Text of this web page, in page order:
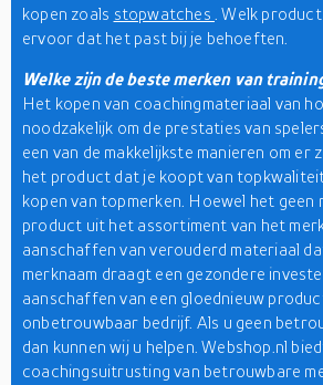
kopen zoals stopwatches . Welk
ervoor dat het past bij je behoeften.
Welke zijn de beste merken van
Het kopen van coachingmateriaal van
noodzakelijk om de prestaties van
een van de makkelijkste manieren om er
het product dat je koopt van
kopen van topmerken. Hoewel het geen
product uit het assortiment van het
aanschaffen van verouderd materiaal
merknaam draagt een gezondere
aanschaffen van een gloednieuw
onbetrouwbaar bedrijf. Als u geen
dan kunnen wij u helpen. Webshop.nl
coachingsuitrusting van betrouwbare